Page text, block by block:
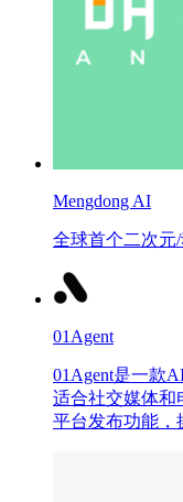
Mengdong AI
全球首个二次元
01Agent
01Agent是一款
适合社交媒体和
平台发布功能，